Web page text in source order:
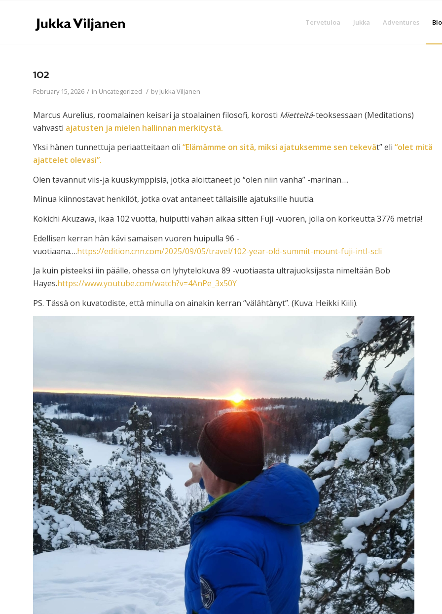
Tervetuloa Jukka Adventures
102
February 15, 2026 / in Uncategorized / byJukka Viljanen
Marcus Aurelius, roomalainen keisari ja stoalainen filosofi, korosti Mietteitä-teoksessaan (Meditations)
vahvasti ajatusten ja mielen hallinnan merkitystä.
Yksi hänen tunnettuja periaatteitaan oli “Elämämme on sitä, miksi ajatuksemme sen tekevät” eli “olet mitä
ajattelet olevasi”.
Olen tavannut viis-ja kuuskymppisiä, jotka aloittaneet jo “olen niin vanha” -marinan….
Minua kiinnostavat henkilöt, jotka ovat antaneet tällaisille ajatuksille huutia.
Kokichi Akuzawa, ikää 102 vuotta, huiputti vähän aikaa sitten Fuji -vuoren, jolla on korkeutta 3776 metriä!
Edellisen kerran hän kävi samaisen vuoren huipulla 96 -
vuotiaana….https://edition.cnn.com/2025/09/05/travel/102-year-old-summit-mount-fuji-intl-scli
Ja kuin pisteeksi iin päälle, ohessa on lyhytelokuva 89 -vuotiaasta ultrajuoksijasta nimeltään Bob
Hayes.https://www.youtube.com/watch?v=4AnPe_3x50Y
PS. Tässä on kuvatodiste, että minulla on ainakin kerran “välähtänyt”. (Kuva: Heikki Kiili).